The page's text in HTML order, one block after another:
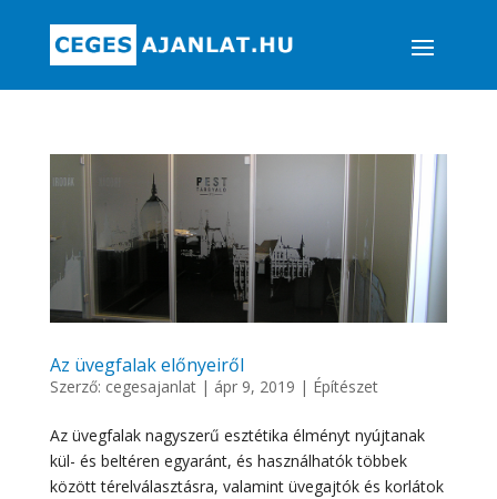
Az üvegfalak előnyeiről
Szerző: cegesajanlat| ápr 9, 2019 | Építészet
Az üvegfalak nagyszerű esztétika élményt nyújtanak
kül- és beltéren egyaránt, és használhatók többek
között térelválasztásra, valamint üvegajtók és korlátok